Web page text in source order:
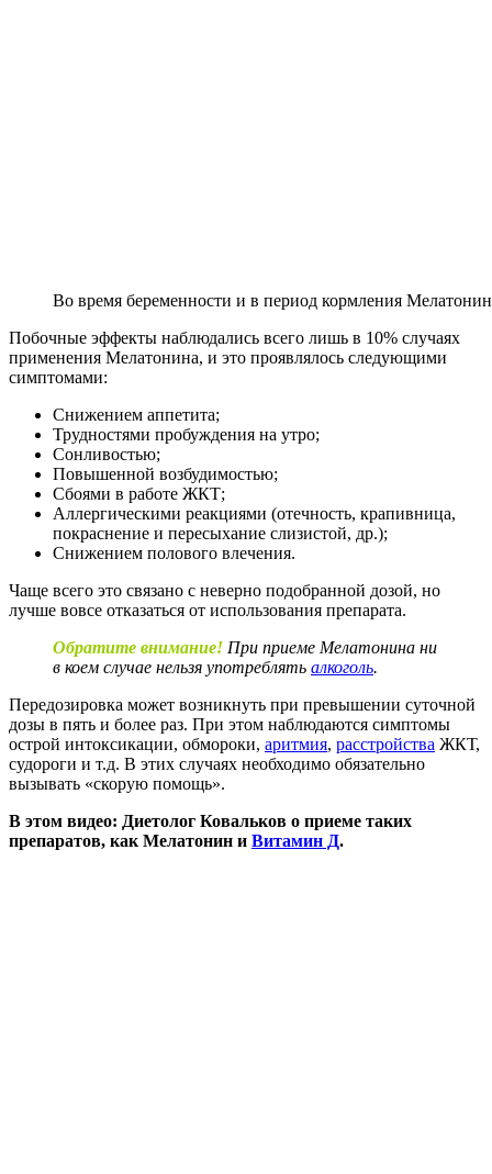
Во время беременности и в период кормления
Побочные эффекты наблюдались всего лишь в 10% случаях
применения Мелатонина, и это проявлялось следующими
симптомами:
Снижением аппетита;
Трудностями пробуждения на утро;
Сонливостью;
Повышенной возбудимостью;
Сбоями в работе ЖКТ;
Аллергическими реакциями (отечность, крапивница,
покраснение и пересыхание слизистой, др.);
Снижением полового влечения.
Чаще всего это связано с неверно подобранной дозой, но
лучше вовсе отказаться от использования препарата.
Обратите внимание! При приеме Мелатонина ни
в коем случае нельзя употреблять алкоголь.
Передозировка может возникнуть при превышении суточной
дозы в пять и более раз. При этом наблюдаются симптомы
острой интоксикации, обмороки, аритмия, расстройства ЖКТ,
судороги и т.д. В этих случаях необходимо обязательно
вызывать «скорую помощь».
В этом видео: Диетолог Ковальков о приеме таких
препаратов, как Мелатонин и Витамин Д.